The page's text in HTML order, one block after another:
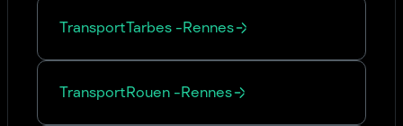
TransportTarbes -Rennes
TransportRouen -Rennes